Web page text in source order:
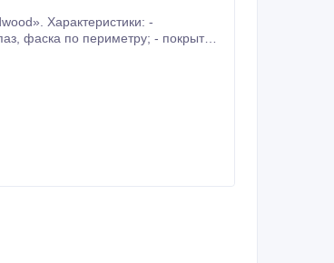
Характеристики: -